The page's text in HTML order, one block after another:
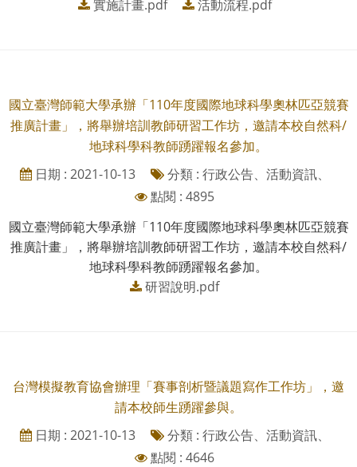
實施計畫.pdf
活動流程.pdf
國立臺灣師範大學承辦「110年度國際地球科學奧林匹亞競賽
推廣計畫」，將舉辦培訓教師研習工作坊，邀請本校自然科/
地球科學科教師踴躍報名參加。
日期 : 2021-10-13
分類 : 行政公告、活動資訊、
點閱 : 4895
國立臺灣師範大學承辦「110年度國際地球科學奧林匹亞競賽
推廣計畫」，將舉辦培訓教師研習工作坊，邀請本校自然科/
地球科學科教師踴躍報名參加。
研習說明.pdf
台灣模擬教育協會辦理「賽事剖析暨議題寫作工作坊」，邀
請本校師生踴躍參與。
日期 : 2021-10-13
分類 : 行政公告、活動資訊、
點閱 : 4646